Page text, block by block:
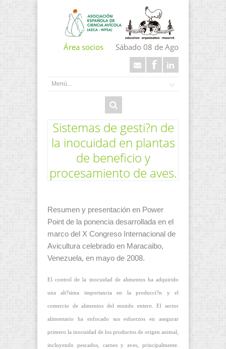
Área socios Sábado 08 de Ago
Sistemas de gesti?n de
la inocuidad en plantas
de beneficio y
procesamiento de aves.
Resumen y presentación en Power
Point de la ponencia desarrollada en el
marco del X Congreso Internacional de
Avicultura celebrado en Maracaibo,
Venezuela, en mayo de 2008.
El control de la inocuidad de alimentos ha adquirido
una alt?sima importancia en la producci?n y el
comercio de alimentos del mundo entero. El sector
alimentario ha enfocado sus esfuerzos en asegurar
primero la inocuidad de los productos de origen animal,
incluyendo pescados, carnes y aves, principalmente.